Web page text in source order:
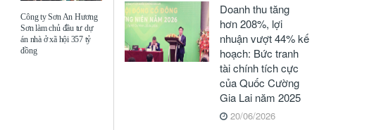
Công ty Sơn An Hương
Sơn làm chủ đầu tư dự
án nhà ở xã hội 357 tỷ
đồng
Doanh thu tăng
hơn 208%, lợi
nhuận vượt 44% kế
hoạch: Bức tranh
tài chính tích cực
của Quốc Cường
Gia Lai năm 2025
20/06/2026